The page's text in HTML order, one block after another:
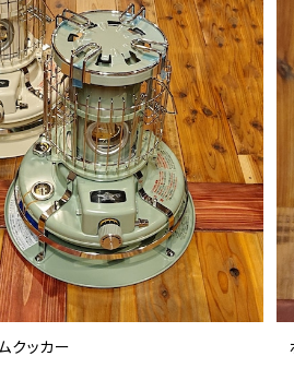
クッカー